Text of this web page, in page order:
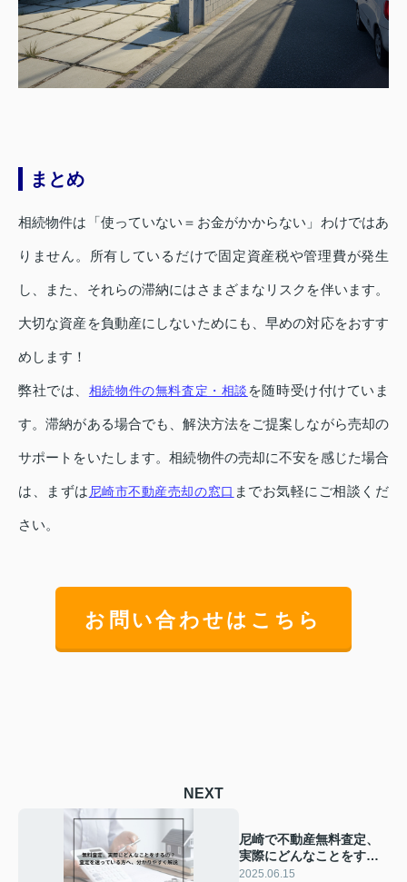
まとめ
相続物件は「使っていない＝お金がかからない」わけではあ
りません。所有しているだけで固定資産税や管理費が発生
し、また、それらの滞納にはさまざまなリスクを伴います。
大切な資産を負動産にしないためにも、早めの対応をおすす
めします！
弊社では、 相続物件の無料査定・相談 を随時受け付けていま
す。滞納がある場合でも、解決方法をご提案しながら売却の
サポートをいたします。相続物件の売却に不安を感じた場合
は、まずは尼崎市不動産売却の窓口 までお気軽にご相談くだ
さい。
お問い合わせはこちら
NEXT
尼崎で不動産無料査定、
実際にどんなことをする
の？机上査定と訪問査定
2025.06.15